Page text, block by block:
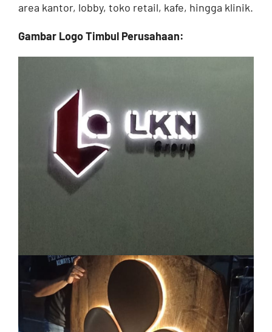
area kantor, lobby, toko retail, kafe, hingga klinik.
Gambar Logo Timbul Perusahaan: